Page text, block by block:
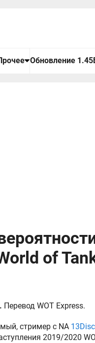
Обновление 1.45
of
Перевод WOT Express.
стример с NA
2019/2020